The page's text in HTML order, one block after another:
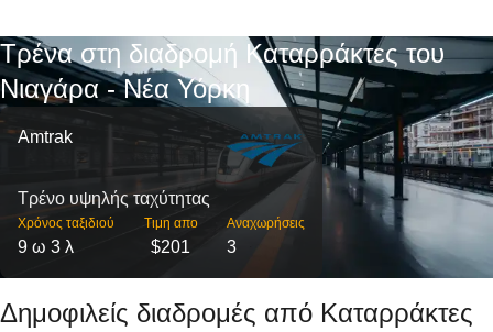
Τρένα στη διαδρομή Καταρράκτες του
Νιαγάρα - Νέα Υόρκη
Amtrak
Τρένο υψηλής ταχύτητας
Χρόνος ταξιδιού
9 ω 3 λ
Τιμη απο
$201
Αναχωρήσεις
3
Δημοφιλείς διαδρομές από Καταρράκτες